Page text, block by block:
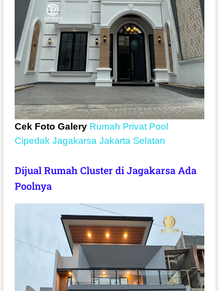
Cek Foto Galery Rumah Privat Pool
Cipedak Jagakarsa Jakarta Selatan
Dijual Rumah Cluster di Jagakarsa Ada
Poolnya